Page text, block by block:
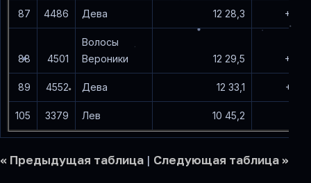
87 4486 Дева 12 28,3 +12
88 4501
Волосы
Вероники
12 29,5 +14
89 4552 Дева 12 33,1 +12
105 3379 Лев 10 45,2
<< Предыдущая таблица | Следующая таблица >>